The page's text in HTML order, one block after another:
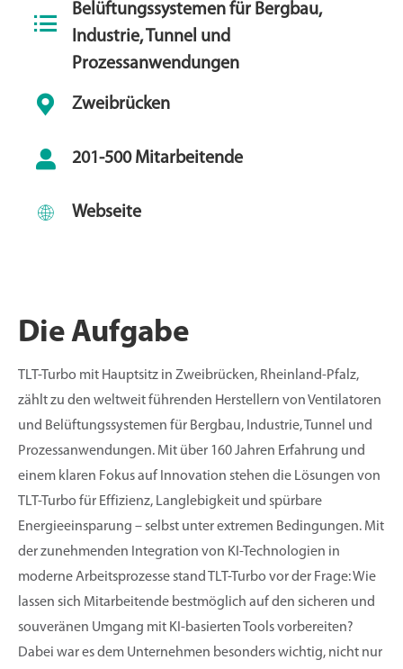
Belüftungssystemen für Bergbau,
Industrie, Tunnel und
Prozessanwendungen
Zweibrücken
201-500 Mitarbeitende
Webseite
Die Aufgabe
TLT-Turbo mit Hauptsitz in Zweibrücken, Rheinland-Pfalz,
zählt zu den weltweit führenden Herstellern von Ventilatoren
und Belüftungssystemen für Bergbau, Industrie, Tunnel und
Prozessanwendungen. Mit über 160 Jahren Erfahrung und
einem klaren Fokus auf Innovation stehen die Lösungen von
TLT-Turbo für Effizienz, Langlebigkeit und spürbare
Energieeinsparung – selbst unter extremen Bedingungen. Mit
der zunehmenden Integration von KI-Technologien in
moderne Arbeitsprozesse stand TLT-Turbo vor der Frage: Wie
lassen sich Mitarbeitende bestmöglich auf den sicheren und
souveränen Umgang mit KI-basierten Tools vorbereiten?
Dabei war es dem Unternehmen besonders wichtig, nicht nur